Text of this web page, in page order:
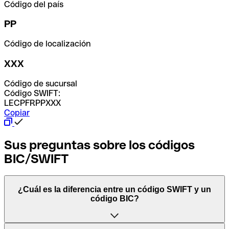
Código del país
PP
Código de localización
XXX
Código de sucursal
Código SWIFT:
LECPFRPPXXX
Copiar
Sus preguntas sobre los códigos
BIC/SWIFT
¿Cuál es la diferencia entre un código SWIFT y un
código BIC?